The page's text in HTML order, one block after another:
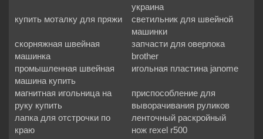
украина
купить моталку для пряжи
светильник для швейной
машинки
скорняжная швейная
машинка
запчасти для оверлока
brother
промышленная швейная
машина купить
игольная пластина janome
магнитная игольница на
руку купить
приспособление для
выворачивания руликов
лапка для отстрочки по
краю
ленточный раскройный
нож rexel r500